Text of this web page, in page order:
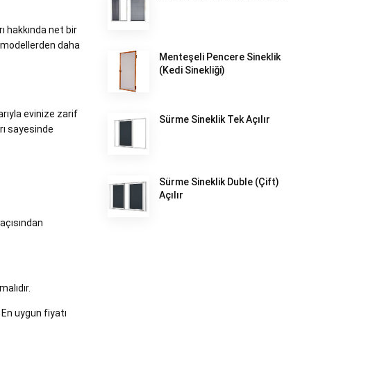
hakkında net bir
daha
evinize zarif
sayesinde
uygun fiyatı
Menteşeli Pencere Sineklik
(Kedi Sinekliği)
Sürme Sineklik Tek Açılır
Sürme Sineklik Duble (Çift)
Açılır